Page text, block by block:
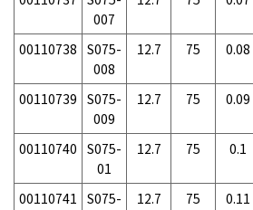
007
00110738 S075-
008
12.7 75 0.08
00110739 S075-
009
12.7 75 0.09
00110740 S075-
01
12.7 75 0.1
00110741 S075-
12.7 75 0.11